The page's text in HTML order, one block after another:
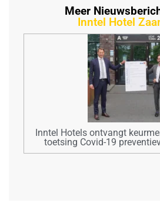
Meer
Inntel Hotel
Inntel Hotels ontvangt
toetsing Covid-19